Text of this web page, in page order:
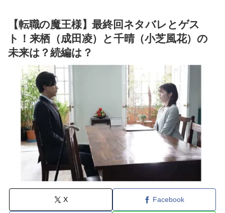
【転職の魔王様】最終回ネタバレとゲス
ト！来栖（成田凌）と千晴（小芝風花）の
未来は？続編は？
X Facebook